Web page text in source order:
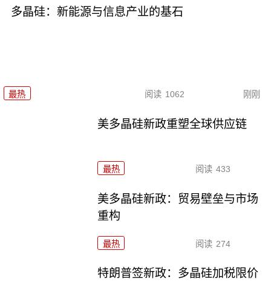
多晶硅：新能源与信息产业的基石
最热 阅读 1062 刚刚
美多晶硅新政重塑全球供应链
最热 阅读 433
美多晶硅新政：贸易壁垒与市场
重构
最热 阅读 274
特朗普签新政：多晶硅加税限价